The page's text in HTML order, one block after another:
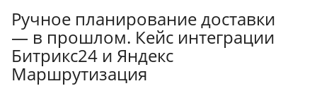
Ручное планирование доставки
— в прошлом. Кейс интеграции
Битрикс24 и Яндекс
Маршрутизация